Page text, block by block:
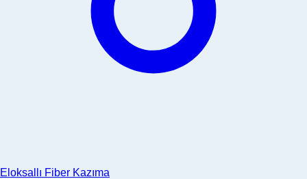
Eloksallı Fiber Kazıma